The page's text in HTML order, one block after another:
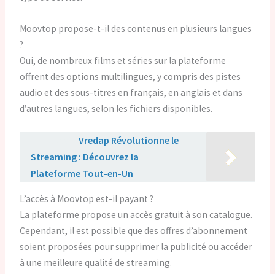
Moovtop propose-t-il des contenus en plusieurs langues
?
Oui, de nombreux films et séries sur la plateforme
offrent des options multilingues, y compris des pistes
audio et des sous-titres en français, en anglais et dans
d’autres langues, selon les fichiers disponibles.
Vredap Révolutionne le
Streaming : Découvrez la
Plateforme Tout-en-Un
L’accès à Moovtop est-il payant ?
La plateforme propose un accès gratuit à son catalogue.
Cependant, il est possible que des offres d’abonnement
soient proposées pour supprimer la publicité ou accéder
à une meilleure qualité de streaming.